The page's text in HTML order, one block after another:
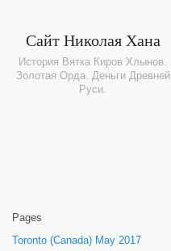
Сайт Николая Хана
История Вятка Киров Хлынов.
Золотая Орда. Деньги Древней
Руси.
Pages
Toronto (Canada) May 2017